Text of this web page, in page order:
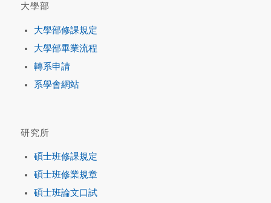
大學部
大學部修課規定
大學部畢業流程
轉系申請
系學會網站
研究所
碩士班修課規定
碩士班修業規章
碩士班論文口試